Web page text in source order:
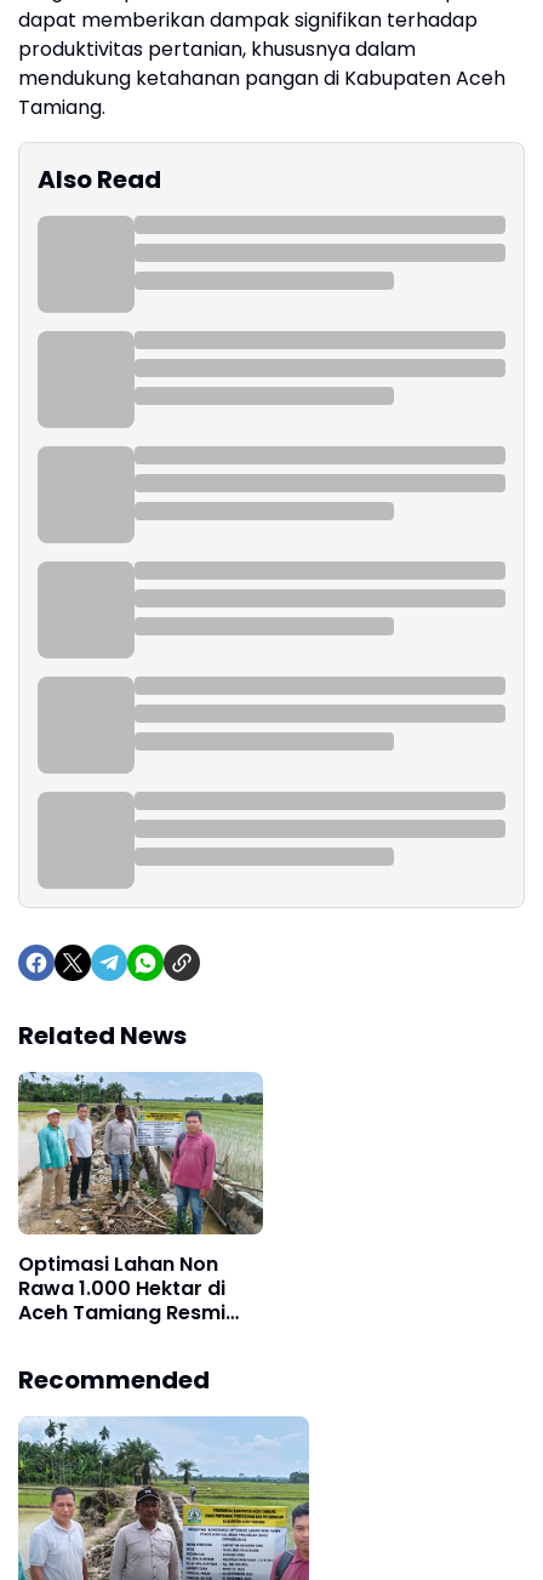
dapat memberikan dampak signifikan terhadap
produktivitas pertanian, khususnya dalam
mendukung ketahanan pangan di Kabupaten Aceh
Tamiang.
Also Read
Related News
Optimasi Lahan Non
Rawa 1.000 Hektar di
Aceh Tamiang Resmi
Produktivitas Pertanian
Lokal
Recommended